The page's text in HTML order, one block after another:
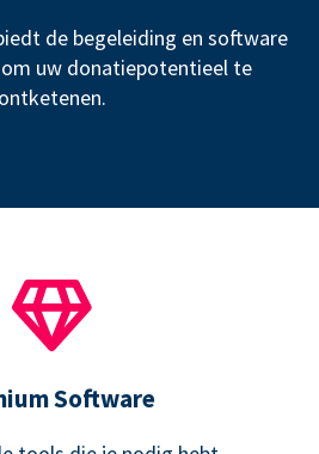
de begeleiding en software
uw donatiepotentieel te
ontketenen.
Software